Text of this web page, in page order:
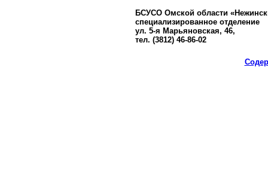
БСУСО Омской области
специализированное отделение
ул. 5-я Марьяновская, 46,
тел. (3812) 46-86-02